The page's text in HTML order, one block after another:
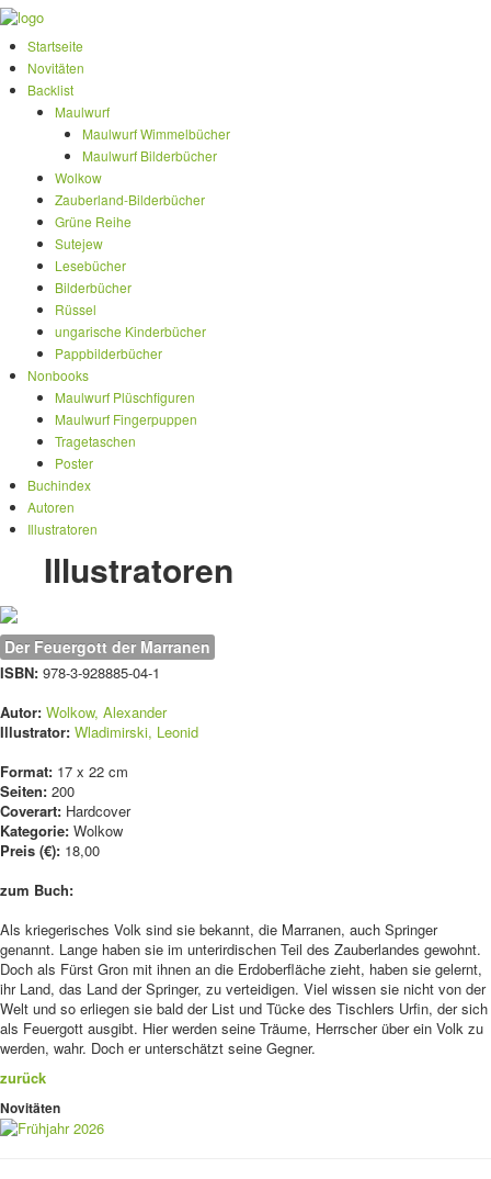
Startseite
Novitäten
Backlist
Maulwurf
Maulwurf Wimmelbücher
Maulwurf Bilderbücher
Wolkow
Zauberland-Bilderbücher
Grüne Reihe
Sutejew
Lesebücher
Bilderbücher
Rüssel
ungarische Kinderbücher
Pappbilderbücher
Nonbooks
Maulwurf Plüschfiguren
Maulwurf Fingerpuppen
Tragetaschen
Poster
Buchindex
Autoren
Illustratoren
Illustratoren
Der Feuergott der Marranen
ISBN: 978-3-928885-04-1
Autor: Wolkow, Alexander
Illustrator: Wladimirski, Leonid
Format: 17 x 22 cm
Seiten: 200
Coverart: Hardcover
Kategorie: Wolkow
Preis (€): 18,00
zum Buch:
Als kriegerisches Volk sind sie bekannt, die Marranen, auch Springer
genannt. Lange haben sie im unterirdischen Teil des Zauberlandes gewohnt.
Doch als Fürst Gron mit ihnen an die Erdoberfläche zieht, haben sie gelernt,
ihr Land, das Land der Springer, zu verteidigen. Viel wissen sie nicht von der
Welt und so erliegen sie bald der List und Tücke des Tischlers Urfin, der sich
als Feuergott ausgibt. Hier werden seine Träume, Herrscher über ein Volk zu
werden, wahr. Doch er unterschätzt seine Gegner.
zurück
Novitäten